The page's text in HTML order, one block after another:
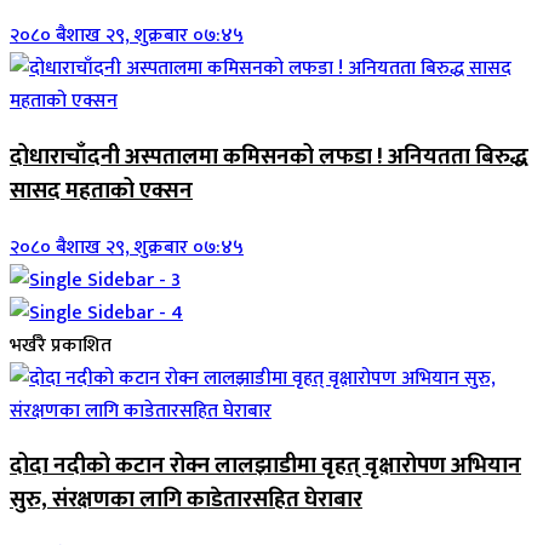
२०८० बैशाख २९, शुक्रबार ०७:४५
दोधाराचाँदनी अस्पतालमा कमिसनको लफडा ! अनियतता बिरुद्ध
सासद महताको एक्सन
२०८० बैशाख २९, शुक्रबार ०७:४५
भर्खरै प्रकाशित
दोदा नदीको कटान रोक्न लालझाडीमा वृहत् वृक्षारोपण अभियान
सुरु, संरक्षणका लागि काडेतारसहित घेराबार